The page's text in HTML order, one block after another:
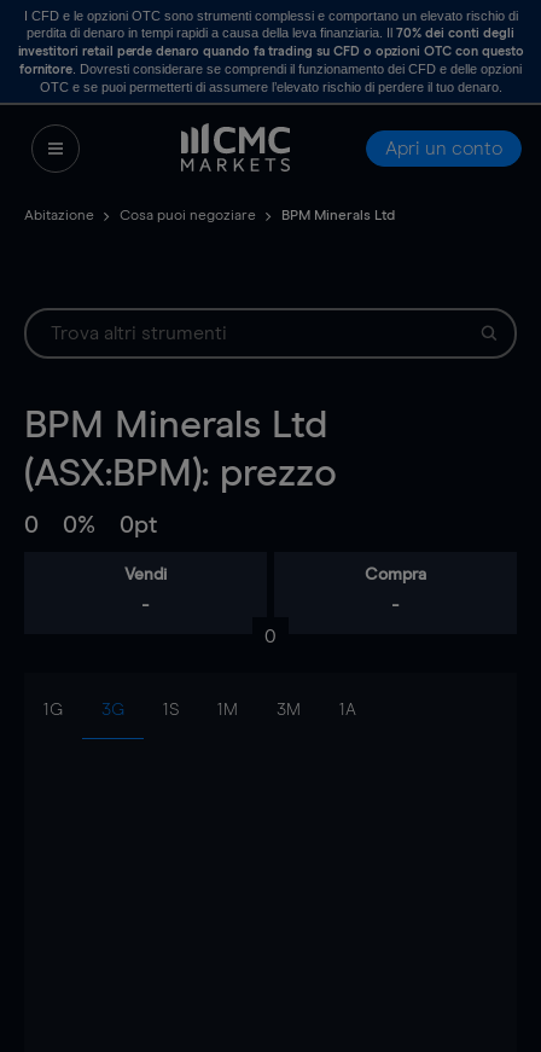
I CFD e le opzioni OTC sono strumenti complessi e comportano un elevato rischio di
perdita di denaro in tempi rapidi a causa della leva finanziaria. Il70% dei conti degli
investitori retail perde denaro quando fa trading su CFD o opzioni OTC con questo
fornitore . Dovresti considerare se comprendi il funzionamento dei CFD e delle opzioni
OTC e se puoi permetterti di assumere l’elevato rischio di perdere il tuo denaro.
Apri un conto
Abitazione Cosa puoi negoziare BPM Minerals Ltd
BPM Minerals Ltd
(ASX:BPM): prezzo
0 0% 0pt
Vendi
-
Compra
-
0
1G 3G 1S 1M 3M 1A